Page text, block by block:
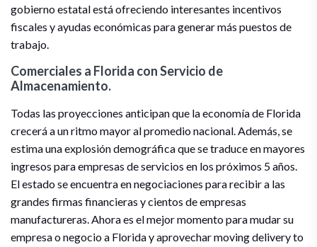
gobierno estatal está ofreciendo interesantes incentivos
fiscales y ayudas económicas para generar más puestos de
trabajo.
Comerciales a Florida con Servicio de
Almacenamiento.
Todas las proyecciones anticipan que la economía de Florida
crecerá a un ritmo mayor al promedio nacional. Además, se
estima una explosión demográfica que se traduce en mayores
ingresos para empresas de servicios en los próximos 5 años.
El estado se encuentra en negociaciones para recibir a las
grandes firmas financieras y cientos de empresas
manufactureras. Ahora es el mejor momento para mudar su
empresa o negocio a Florida y aprovechar moving delivery to